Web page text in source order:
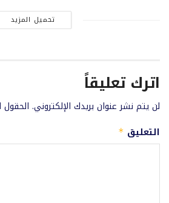
تحميل المزيد
اترك تعليقاً
لن يتم نشر عنوان بريدك الإلكتروني. الحقول
التعليق *